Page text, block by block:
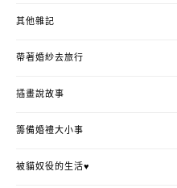
其他雜記
帶著婚紗去旅行
插畫說故事
籌備婚禮大小事
被貓奴役的生活♥